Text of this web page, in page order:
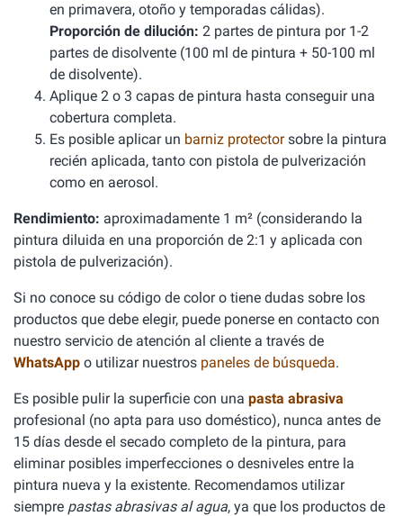
en primavera, otoño y temporadas cálidas).
Proporción de dilución: 2 partes de pintura por 1-2
partes de disolvente (100 ml de pintura + 50-100 ml
de disolvente).
Aplique 2 o 3 capas de pintura hasta conseguir una
cobertura completa.
Es posible aplicar un barniz protectorsobre la pintura
recién aplicada, tanto con pistola de pulverización
como en aerosol.
Rendimiento: aproximadamente 1 m² (considerando la
pintura diluida en una proporción de 2:1 y aplicada con
pistola de pulverización).
Si no conoce su código de color o tiene dudas sobre los
productos que debe elegir, puede ponerse en contacto con
nuestro servicio de atención al cliente a través de
WhatsApp o utilizar nuestros paneles de búsqueda.
Es posible pulir la superficie con una pasta abrasiva
profesional (no apta para uso doméstico), nunca antes de
15 días desde el secado completo de la pintura, para
eliminar posibles imperfecciones o desniveles entre la
pintura nueva y la existente. Recomendamos utilizar
siempre pastas abrasivas al agua, ya que los productos de